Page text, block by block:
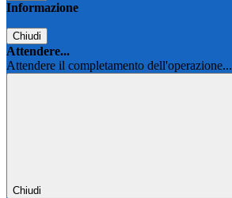
Informazione
Chiudi
Attendere...
Attendere il completamento dell'operazione...
Chiudi